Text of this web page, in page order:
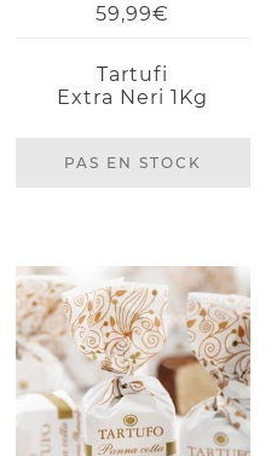
59,99€
Tartufi
Extra Neri 1Kg
PAS EN STOCK